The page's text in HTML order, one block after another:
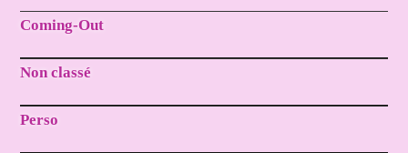
Coming-Out
Non classé
Perso